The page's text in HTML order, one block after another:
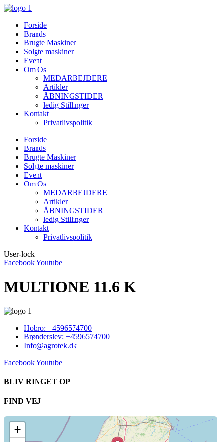
Videre
indholdForside
Brands
Brugte Maskiner
Solgte maskiner
Event
Om Os
MEDARBEJDERE
Artikler
ÅBNINGSTIDER
ledig Stillinger
Kontakt
Privatlivspolitik
Forside
Brands
Brugte Maskiner
Solgte maskiner
Event
Om Os
MEDARBEJDERE
Artikler
ÅBNINGSTIDER
ledig Stillinger
Kontakt
Privatlivspolitik
User-lock
FacebookYoutube
MULTIONE 11.6 K
Hobro: +4596574700
Brønderslev: +4596574700
Info@agrotek.dk
FacebookYoutube
BLIV RINGET OP​
FIND VEJ​
+